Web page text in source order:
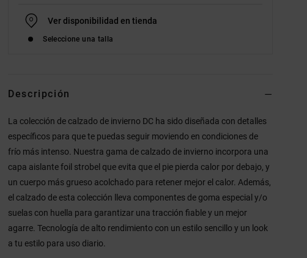
Ver disponibilidad en tienda
Seleccione una talla
Descripción
La colección de calzado de invierno DC ha sido diseñada con detalles
específicos para que te puedas seguir moviendo en condiciones de
frío más intenso. Nuestra gama de calzado de invierno incorpora una
capa aislante foil strobel que evita que el pie pierda calor por debajo, y
un cuerpo más grueso acolchado para retener mejor el calor. Además,
el calzado de esta colección lleva componentes de goma especial y/o
suelas con huella para garantizar una tracción fiable y un mejor
agarre. Tecnología de alto rendimiento con un estilo sencillo y un look
a tu estilo para uso diario.